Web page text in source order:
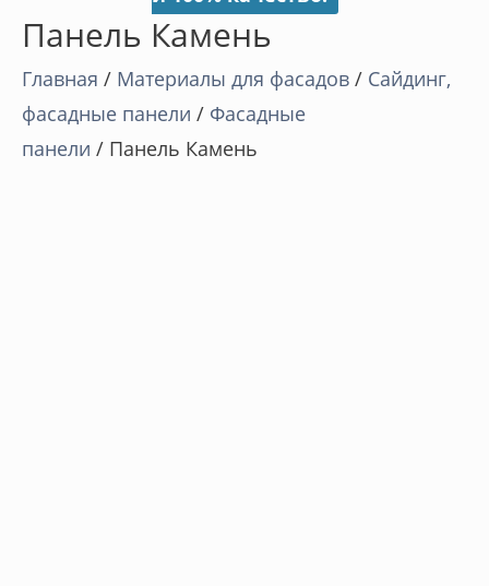
Панель Камень
Главная / Материалы для фасадов / Cайдинг,
фасадные панели / Фасадные
панели / Панель Камень